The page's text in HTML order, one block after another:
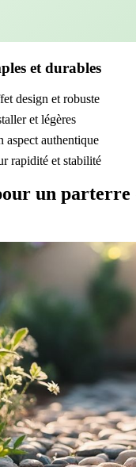
et durables
design et robuste
et légères
aspect authentique
rapidité et stabilité
un parterre